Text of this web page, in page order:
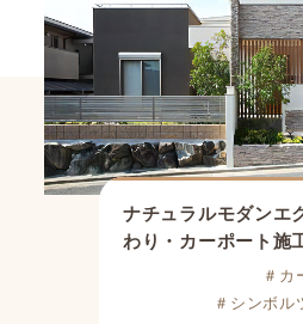
ナチュラルモダン
わり・カーポート施
＃カ
＃シンボル